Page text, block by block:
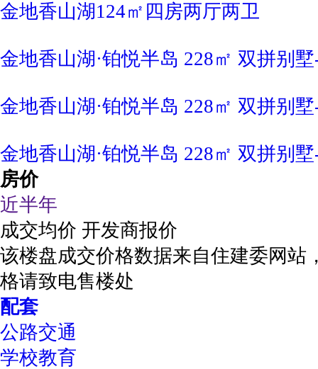
金地香山湖124㎡四房两厅两卫
金地香山湖·铂悦半岛 228㎡ 双拼别
金地香山湖·铂悦半岛 228㎡ 双拼别
金地香山湖·铂悦半岛 228㎡ 双拼别
房价
近半年
成交均价 开发商报价
该楼盘成交价格数据来自住建委网站
格请致电售楼处
配套
公路交通
学校教育